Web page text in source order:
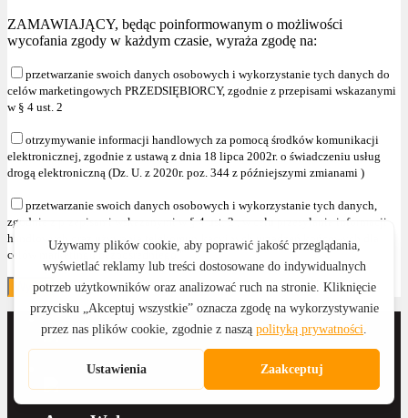
ZAMAWIAJĄCY, będąc poinformowanym o możliwości
wycofania zgody w każdym czasie, wyraża zgodę na:
przetwarzanie swoich danych osobowych i wykorzystanie tych danych do
celów marketingowych PRZEDSIĘBIORCY, zgodnie z przepisami wskazanymi
w § 4 ust. 2
otrzymywanie informacji handlowych za pomocą środków komunikacji
elektronicznej, zgodnie z ustawą z dnia 18 lipca 2002r. o świadczeniu usług
drogą elektroniczną (Dz. U. z 2020r. poz. 344 z późniejszymi zmianami )
przetwarzanie swoich danych osobowych i wykorzystanie tych danych,
zgodnie z przepisami wskazanymi w § 4 ust. 2 , w celu przesyłania informacji
handlowych oraz używania telekomunikacyjnych urządzeń końcowych dla
celów marketingu bezpośredniego."